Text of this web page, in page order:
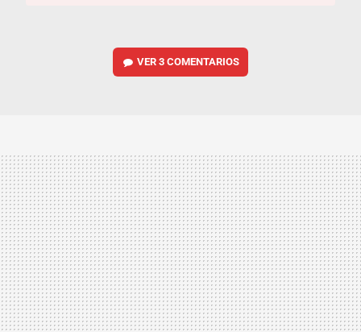
VER3 COMENTARIOS